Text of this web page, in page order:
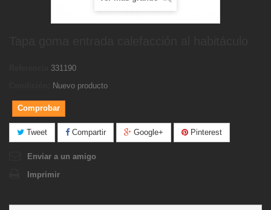
331190
Nuevo producto
Comprobar
Tweet Compartir Google+ Pinterest
Enviar a un amigo
Imprimir